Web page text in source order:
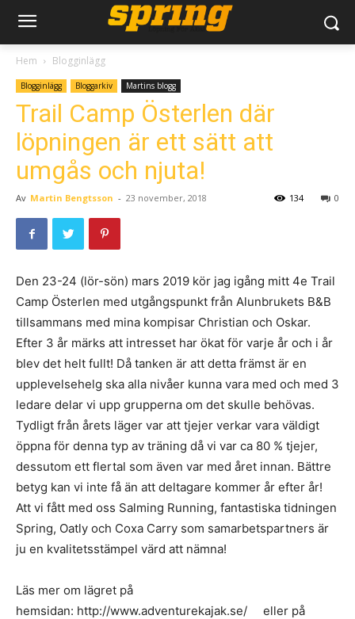
Hem Blogginlägg
Blogginlägg Bloggarkiv Martins blogg
Trail Camp Österlen där
löpningen är ett sätt att
umgås och njuta!
Av Martin Bengtsson - 23 november, 2018 0
134
Den 23-24 (lör-sön) mars 2019 kör jag igång mitt 4e Trail
Camp Österlen med utgångspunkt från Alunbrukets B&B
tillsammans med mina kompisar Christian och Oskar.
Efter 3 år märks att intresset har ökat för varje år och i år
blev det helt fullt! Då tanken är att detta främst är en
upplevelsehelg ska alla nivåer kunna vara med och med 3
ledare delar vi upp grupperna om det skulle behövas.
Tydligt från årets läger var att tjejer verkar vara väldigt
öppna för denna typ av träning då vi var ca 80 % tjejer,
dessutom ett flertal som även var med året innan. Bättre
betyg kan vi inte få än att deltagare kommer år efter år!
Att vi fått med oss Salming Running, fantastiska tidningen
Spring, Oatly och Coxa Carry som samarbetspartners är
ju en kvalitetsstämpel värd att nämna!
Läs mer om lägret på
hemsidan: http://www.adventurekajak.se/ eller på